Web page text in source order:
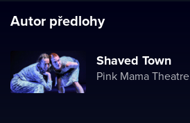
Autor předlohy
Shaved Town
Pink Mama Theatre